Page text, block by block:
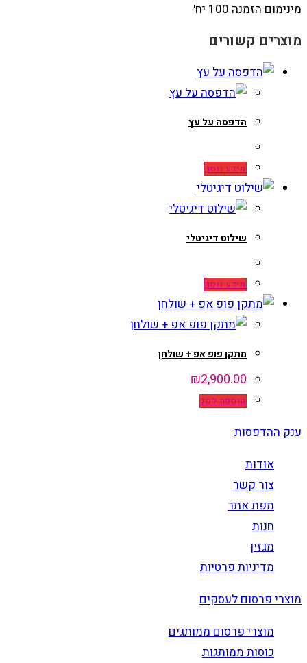
מינימום הזמנה 100 יח'
מוצרים קשורים
הדפסה על עץ
מידע נוסף
שילוט דיגיטלי
מידע נוסף
מתקן פופ אפ + שולחן
₪2,900.00
הוספה לסל
ענק ההדפסות
אודות
צור קשר
מפת אתר
חנות
מגזין
מדיניות פרטיות
מוצרי פרסום לעסקים
מוצרי פרסום ממותגים
כוסות ממותגות